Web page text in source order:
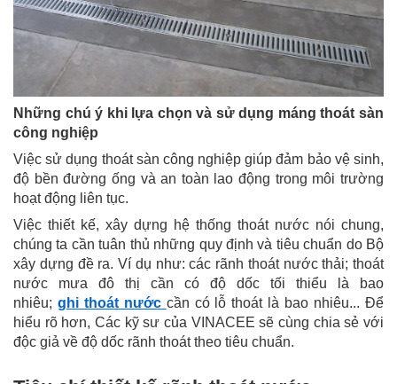
Những chú ý khi lựa chọn và sử dụng máng thoát sàn
công nghiệp
Việc sử dụng thoát sàn công nghiệp giúp đảm bảo vệ sinh,
độ bền đường ống và an toàn lao động trong môi trường
hoạt động liên tục.
Việc thiết kế, xây dựng hệ thống thoát nước nói chung,
chúng ta cần tuân thủ những quy định và tiêu chuẩn do Bộ
xây dựng đề ra. Ví dụ như: các rãnh thoát nước thải; thoát
nước mưa đô thị cần có độ dốc tối thiểu là bao
nhiêu; ghi thoát nước cần có lỗ thoát là bao nhiêu... Để
hiểu rõ hơn, Các kỹ sư của VINACEE sẽ cùng chia sẻ với
độc giả về độ dốc rãnh thoát theo tiêu chuẩn.